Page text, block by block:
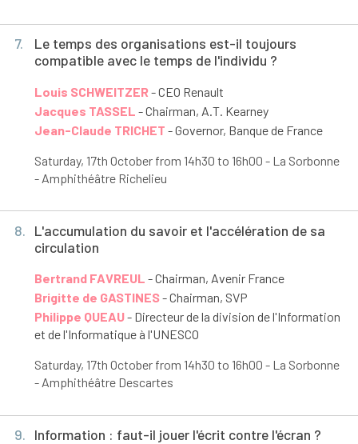
7.
Le temps des organisations est-il toujours
compatible avec le temps de l'individu ?
Louis SCHWEITZER- CEO Renault
Jacques TASSEL - Chairman, A.T. Kearney
Jean-Claude TRICHET - Governor, Banque de France
Saturday, 17th October from 14h30 to 16h00 - La Sorbonne
- Amphithéâtre Richelieu
8. L'accumulation du savoir et l'accélération de sa
circulation
Bertrand FAVREUL - Chairman, Avenir France
Brigitte de GASTINES- Chairman, SVP
Philippe QUEAU- Directeur de la division de l'Information
et de l'Informatique à l'UNESCO
Saturday, 17th October from 14h30 to 16h00 - La Sorbonne
- Amphithéâtre Descartes
9. Information : faut-il jouer l'écrit contre l'écran ?